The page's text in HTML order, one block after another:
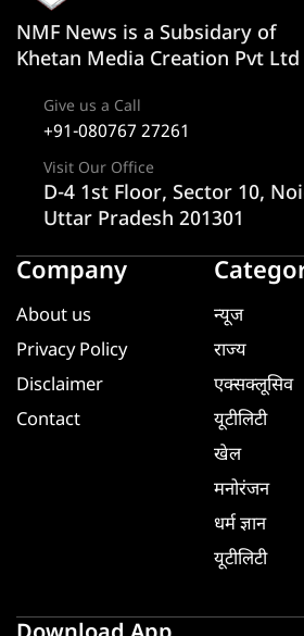
NMF News is a Subsidary of
Khetan Media Creation Pvt Ltd
Give us a Call
+91-080767 27261
Visit Our Office
D-4 1st Floor, Sector 10,
Uttar Pradesh 201301
Company
About us
Privacy Policy
Disclaimer
Contact
न्यूज
राज्य
एक्सक्लूसिव
यूटीलिटी
खेल
मनोरंजन
धर्म ज्ञान
यूटीलिटी